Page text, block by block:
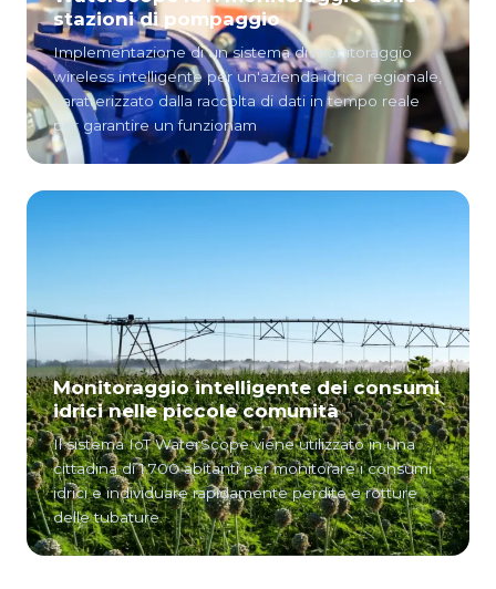
stazioni di pompaggio
Implementazione di un sistema di monitoraggio
wireless intelligente per un'azienda idrica regionale,
caratterizzato dalla raccolta di dati in tempo reale
per garantire un funzionam
Monitoraggio intelligente dei consumi
idrici nelle piccole comunità
Il sistema IoT WaterScope viene utilizzato in una
cittadina di 1.700 abitanti per monitorare i consumi
idrici e individuare rapidamente perdite e rotture
delle tubature.